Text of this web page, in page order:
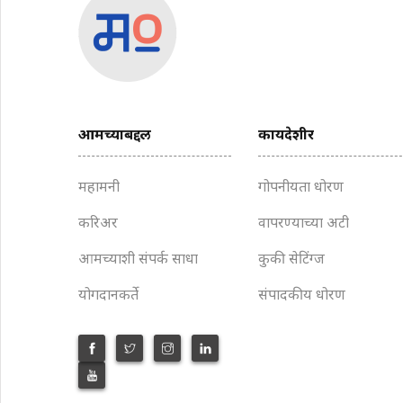
आमच्याबद्दल
महामनी
करिअर
आमच्याशी संपर्क साधा
योगदानकर्ते
कायदेशीर
गोपनीयता धोरण
वापरण्याच्या अटी
कुकी सेटिंग्ज
संपादकीय धोरण